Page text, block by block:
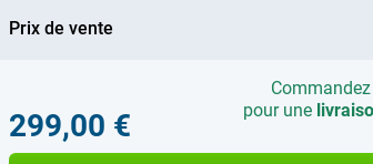
Prix de vente
299,00 €
pour une